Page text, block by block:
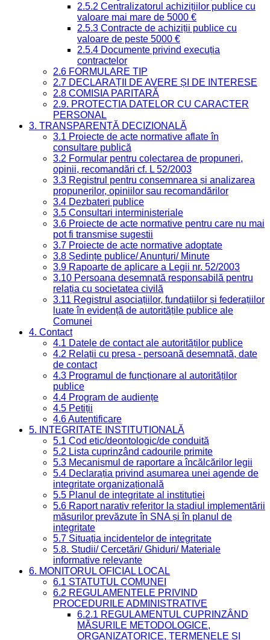
2.5.2 Centralizatorul achizițiilor publice cu
valoare mai mare de 5000 €
2.5.3 Contracte de achiziții publice cu
valoare de peste 5000 €
2.5.4 Documente privind execuția
contractelor
2.6 FORMULARE TIP
2.7 DECLARAȚII DE AVERE ȘI DE INTERESE
2.8 COMISIA PARITARĂ
2.9. PROTECȚIA DATELOR CU CARACTER
PERSONAL
3. TRANSPARENȚĂ DECIZIONALĂ
3.1 Proiecte de acte normative aflate în
consultare publică
3.2 Formular pentru colectarea de propuneri,
opinii, recomandări cf. L 52/2003
3.3 Registrul pentru consemnarea și analizarea
propunerilor, opiniilor sau recomandărilor
3.4 Dezbateri publice
3.5 Consultari interministeriale
3.6 Proiecte de acte normative pentru care nu mai
pot fi transmise sugestii
3.7 Proiecte de acte normative adoptate
3.8 Ședințe publice/ Anunțuri/ Minute
3.9 Rapoarte de aplicare a Legii nr. 52/2003
3.10 Persoana desemnată responsabilă pentru
relația cu societatea civilă
3.11 Registrul asociațiilor, fundațiilor și federațiilor
luate în evidență de autoritățile publice ale
Comunei
4. Contact
4.1 Datele de contact ale autorităților publice
4.2 Relații cu presa - persoană desemnată, date
de contact
4.3 Programul de funcționare al autorităților
publice
4.4 Program de audiențe
4.5 Petiții
4.6 Autentificare
5. INTEGRITATE INSTITUȚIONALĂ
5.1 Cod etic/deontologic/de conduită
5.2 Lista cuprinzând cadourile primite
5.3 Mecanismul de raportare a încălcărilor legii
5.4 Declarația privind asumarea unei agende de
integritate organizațională
5.5 Planul de integritate al instituției
5.6 Raport narativ referitor la stadiul implementării
măsurilor prevăzute în SNA și în planul de
integritate
5.7 Situația incidentelor de integritate
5.8. Studii/ Cercetări/ Ghiduri/ Materiale
informative relevante
6. MONITORUL OFICIAL LOCAL
6.1 STATUTUL COMUNEI
6.2 REGULAMENTELE PRIVIND
PROCEDURILE ADMINISTRATIVE
6.2.1 REGULAMENTUL CUPRINZÂND
MĂSURILE METODOLOGICE,
ORGANIZATORICE, TERMENELE ȘI